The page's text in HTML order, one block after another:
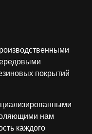
покрытий
нам
каждого